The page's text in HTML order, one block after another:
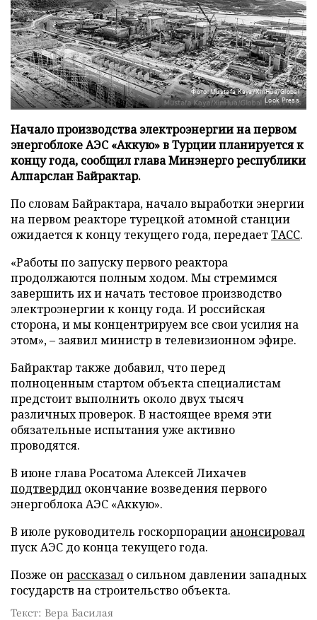
Фото: Mustafa Kaya/XinHua/Global
Look Press
Начало производства электроэнергии на первом
энергоблоке АЭС «Аккую» в Турции планируется к
концу года, сообщил глава Минэнерго республики
Алпарслан Байрактар.
По словам Байрактара, начало выработки энергии
на первом реакторе турецкой атомной станции
ожидается к концу текущего года, передаетТАСС.
«Работы по запуску первого реактора
продолжаются полным ходом. Мы стремимся
завершить их и начать тестовое производство
электроэнергии к концу года. И российская
сторона, и мы концентрируем все свои усилия на
этом», – заявил министр в телевизионном эфире.
Байрактар также добавил, что перед
полноценным стартом объекта специалистам
предстоит выполнить около двух тысяч
различных проверок. В настоящее время эти
обязательные испытания уже активно
проводятся.
В июне глава Росатома Алексей Лихачев
подтвердил окончание возведения первого
энергоблока АЭС «Аккую».
В июле руководитель госкорпорации анонсировал
пуск АЭС до конца текущего года.
Позже он рассказал о сильном давлении западных
государств на строительство объекта.
Текст: Вера Басилая